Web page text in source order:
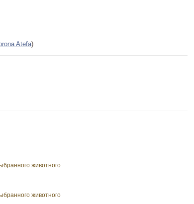
Atefa)
животного
животного